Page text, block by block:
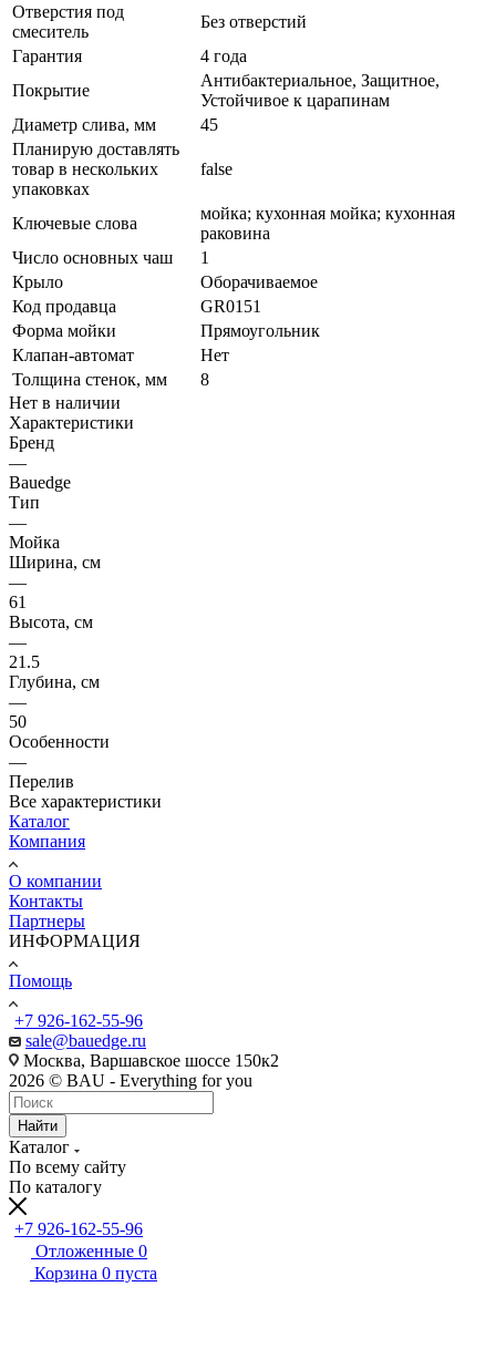
Отверстия под
смеситель
Без отверстий
Гарантия
4 года
Покрытие
Антибактериальное, Защитное,
Устойчивое к царапинам
Диаметр слива, мм
45
Планирую доставлять
товар в нескольких
упаковках
false
Ключевые слова
мойка; кухонная мойка; кухонная
раковина
Число основных чаш
1
Крыло
Оборачиваемое
Код продавца
GR0151
Форма мойки
Прямоугольник
Клапан-автомат
Нет
Толщина стенок, мм
8
Нет в наличии
Характеристики
Бренд
—
Bauedge
Тип
—
Мойка
Ширина, см
—
61
Высота, см
—
21.5
Глубина, см
—
50
Особенности
—
Перелив
Все характеристики
Каталог
Компания
О компании
Контакты
Партнеры
ИНФОРМАЦИЯ
Помощь
+7 926-162-55-96
sale@bauedge.ru
Москва, Варшавское шоссе 150к2
2026 © BAU - Everything for you
Найти
Каталог
По всему сайту
По каталогу
+7 926-162-55-96
Отложенные 0
Корзина 0 пуста